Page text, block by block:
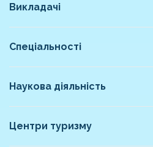
Викладачі
Спеціальності
Наукова діяльність
Центри туризму